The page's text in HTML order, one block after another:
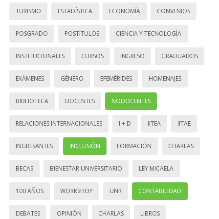
TURISMO ESTADÍSTICA ECONOMÍA CONVENIOS
POSGRADO POSTÍTULOS CIENCIA Y TECNOLOGÍA
INSTITUCIONALES CURSOS INGRESO GRADUADOS
EXÁMENES GÉNERO EFEMÉRIDES HOMENAJES
BIBLIOTECA DOCENTES NODOCENTES
RELACIONES INTERNACIONALES I + D IITEA IITAE
INGRESANTES INCLUSIÓN FORMACIÓN CHARLAS
BECAS BIENESTAR UNIVERSITARIO LEY MICAELA
100 AÑOS WORKSHOP UNR CONTABILIDAD
DEBATES OPINIÓN CHARLAS LIBROS